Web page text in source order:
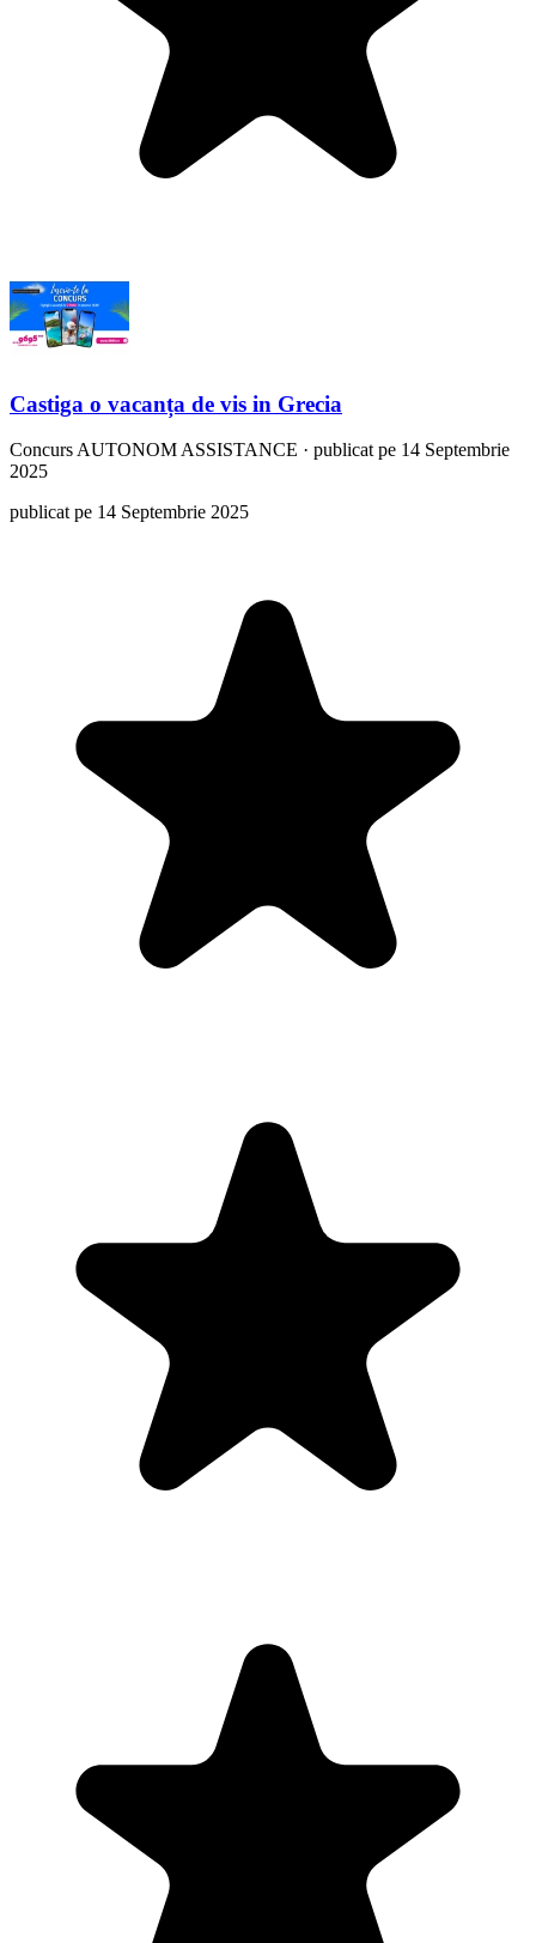
Castiga o vacanța de vis in Grecia
Concurs AUTONOM ASSISTANCE · publicat pe 14 Septembrie
2025
publicat pe 14 Septembrie 2025